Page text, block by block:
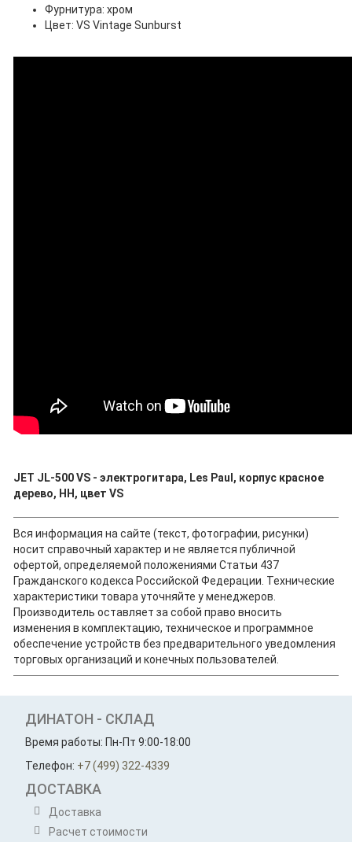
Фурнитура: хром
Цвет: VS Vintage Sunburst
JET JL-500 VS - электрогитара, Les Paul, корпус красное
дерево, HH, цвет VS
Вся информация на сайте (текст, фотографии, рисунки)
носит справочный характер и не является публичной
офертой, определяемой положениями Статьи 437
Гражданского кодекса Российской Федерации. Технические
характеристики товара уточняйте у менеджеров.
Производитель оставляет за собой право вносить
изменения в комплектацию, техническое и программное
обеспечение устройств без предварительного уведомления
торговых организаций и конечных пользователей.
ДИНАТОН - СКЛАД
Время работы: Пн-Пт 9:00-18:00
Телефон: +7 (499) 322-4339
ДОСТАВКА
Доставка
Расчет стоимости